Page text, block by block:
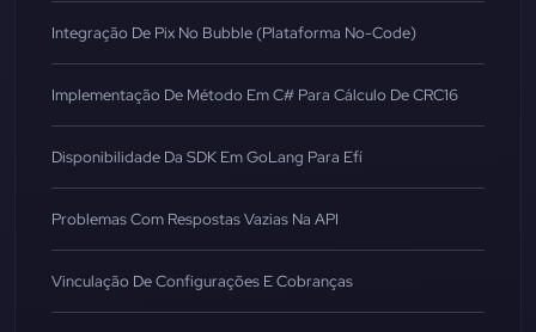
Integração De Pix No Bubble (Plataforma No-Code)
Implementação De Método Em C# Para Cálculo De CRC16
Disponibilidade Da SDK Em GoLang Para Efí
Problemas Com Respostas Vazias Na API
Vinculação De Configurações E Cobranças